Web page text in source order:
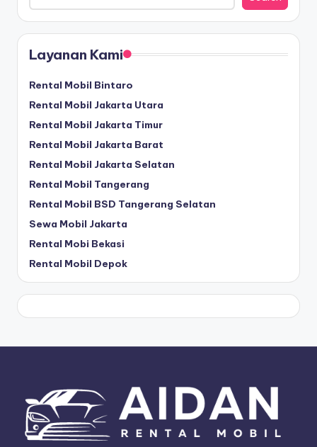
Layanan Kami
Rental Mobil Bintaro
Rental Mobil Jakarta Utara
Rental Mobil Jakarta Timur
Rental Mobil Jakarta Barat
Rental Mobil Jakarta Selatan
Rental Mobil Tangerang
Rental Mobil BSD Tangerang Selatan
Sewa Mobil Jakarta
Rental Mobi Bekasi
Rental Mobil Depok